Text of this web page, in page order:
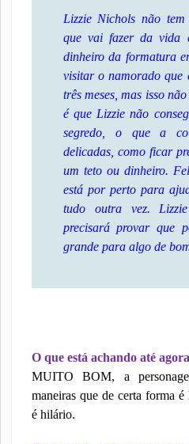
Lizzie Nichols não
que vai fazer da vida
dinheiro da formatura
visitar o namorado que
três meses, mas isso
é que Lizzie não
segredo, o que a
delicadas, como ficar
um teto ou dinheiro.
está por perto para
tudo outra vez.
precisará provar que
grande para algo de
O que está achando até
MUITO BOM, a
maneiras que de certa forma
é hilário.